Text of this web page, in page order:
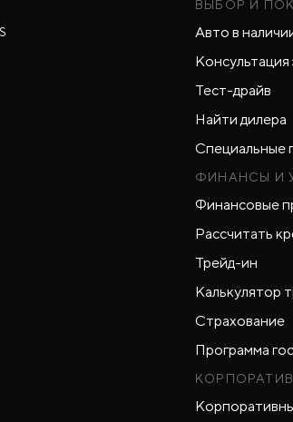
ВЫБОР И
Авто в
Тест-драйв
Найти дилера
Специальные
ФИНАНСЫ И
Финансовые
Рассчитать
Трейд-ин
Калькулятор
Страхование
Программа